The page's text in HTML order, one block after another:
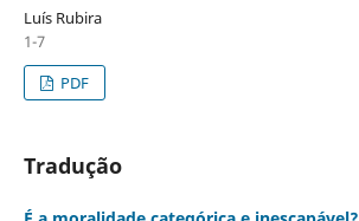
Luís Rubira
1-7
PDF
Tradução